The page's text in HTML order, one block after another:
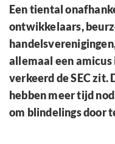
Een tiental
ontwikkelaars,
allemaal een amicus
verkeerd de SEC zit.
hebben meer tijd
om blindelings door